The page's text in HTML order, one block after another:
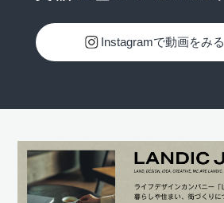
Instagramで動画をみる